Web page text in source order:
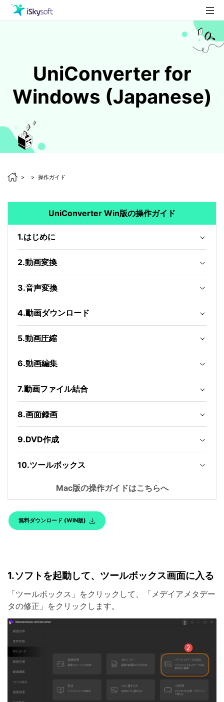
ダウンロード
サポート
UniConverter for
Windows (Japanese)
操作ガイド
UniConverter Win版の操作ガイド
1.はじめに
2.動画変換
3.音声変換
4.動画ダウンロード
5.動画圧縮
6.動画編集
7.動画ファイル結合
8.画面録画
9.DVD作成
10.ツールボックス
Mac版の操作ガイドはこちらへ
無料ダウンロード (WIN版)
1.ソフトを起動して、ツールボックス画面に入る
「ツールボックス」をクリックして、「メデイアメタデー
タの修正」をクリックします。